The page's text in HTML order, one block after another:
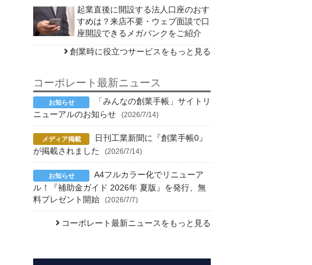
起業直後に開設する法人口座のおす
すめは？来店不要・ウェブ面談で口
座開設できるメガバンクをご紹介
創業時に役立つサービスをもっと見る
コーポレート最新ニュース
「みんなの創業手帳」サイトリ
ニューアルのお知らせ
(2026/7/14)
日刊工業新聞に『創業手帳0』
が掲載されました
(2026/7/14)
A4フルカラー化でリニューア
ル！『補助金ガイド 2026年 夏版』を発行、無
料プレゼント開始
(2026/7/7)
コーポレート最新ニュースをもっと見る